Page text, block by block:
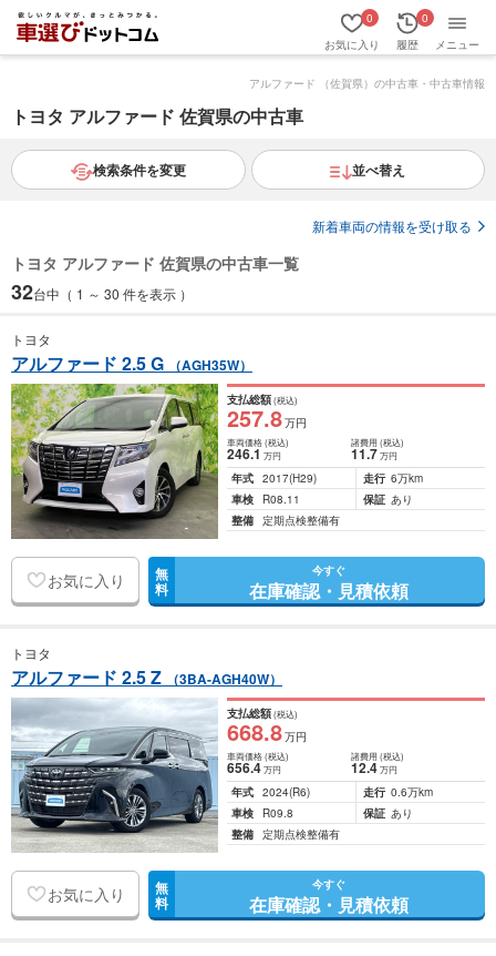
お気に入り
0
履歴
0
メニュー
アルファード （佐賀県）の中古車・中古車情報
トヨタ アルファード 佐賀県の中古車
検索条件を変更 並べ替え
新着車両の情報を受け取る
トヨタ アルファード 佐賀県の中古車一覧
32台中（ 1 ～ 30 件を表示 ）
トヨタ
アルファード 2.5 G （AGH35W）
支払総額(税込)
257.8万円
車両価格(税込)
246.1万円
諸費用 (税込)
11.7 万円
年式 2017(H29) 走行 6万km
車検
R08.11 保証 あり
整備 定期点検整備有
お気に入り 無
料
今すぐ
在庫確認・見積依頼
トヨタ
アルファード 2.5 Z （3BA-AGH40W）
支払総額(税込)
668.8万円
車両価格(税込)
656.4万円
諸費用 (税込)
12.4 万円
年式 2024(R6) 走行 0.6万km
車検
R09.8 保証 あり
整備 定期点検整備有
お気に入り 無
料
今すぐ
在庫確認・見積依頼